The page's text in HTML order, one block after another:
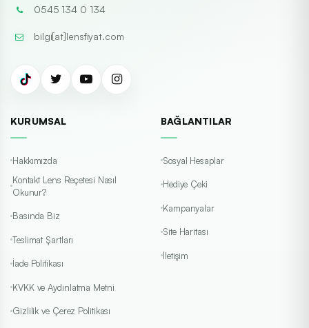
0545 134 0 134
bilgi[at]lensfiyat.com
KURUMSAL
Hakkımızda
Kontakt Lens Reçetesi Nasıl
Okunur?
Basında Biz
Teslimat Şartları
İade Politikası
KVKK ve Aydınlatma Metni
Gizlilik ve Çerez Politikası
BAĞLANTILAR
Sosyal Hesaplar
Hediye Çeki
Kampanyalar
Site Haritası
İletişim